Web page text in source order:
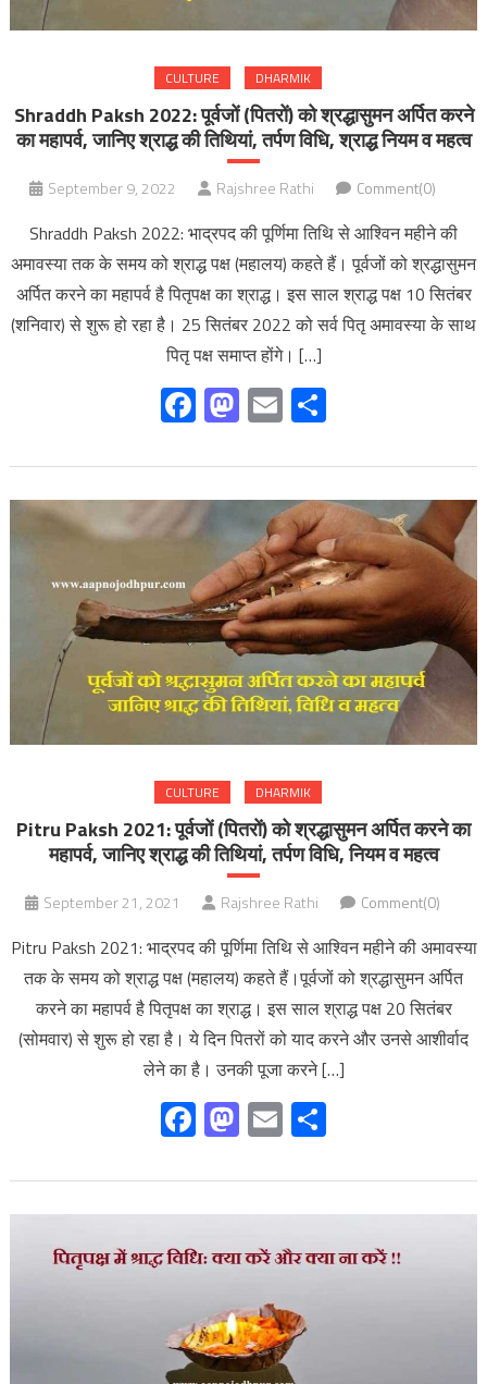
CULTURE DHARMIK
Shraddh Paksh 2022: पूर्वजों (पितरों) को श्रद्धासुमन अर्पित करने
का महापर्व, जानिए श्राद्ध की तिथियां, तर्पण विधि, श्राद्ध नियम व महत्व
September 9, 2022 Rajshree Rathi Comment(0)
Shraddh Paksh 2022: भाद्रपद की पूर्णिमा तिथि से आश्विन महीने की
अमावस्या तक के समय को श्राद्ध पक्ष (महालय) कहते हैं। पूर्वजों को श्रद्धासुमन
अर्पित करने का महापर्व है पितृपक्ष का श्राद्ध। इस साल श्राद्ध पक्ष 10 सितंबर
(शनिवार) से शुरू हो रहा है। 25 सितंबर 2022 को सर्व पितृ अमावस्या के साथ
पितृ पक्ष समाप्त होंगे। […]
Facebook
Mastodon
Email
CULTURE DHARMIK
Pitru Paksh 2021: पूर्वजों (पितरों) को श्रद्धासुमन अर्पित करने का
महापर्व, जानिए श्राद्ध की तिथियां, तर्पण विधि, नियम व महत्व
September 21, 2021 Rajshree Rathi Comment(0)
Pitru Paksh 2021: भाद्रपद की पूर्णिमा तिथि से आश्विन महीने की अमावस्या
तक के समय को श्राद्ध पक्ष (महालय) कहते हैं।पूर्वजों को श्रद्धासुमन अर्पित
करने का महापर्व है पितृपक्ष का श्राद्ध। इस साल श्राद्ध पक्ष 20 सितंबर
(सोमवार) से शुरू हो रहा है। ये दिन पितरों को याद करने और उनसे आशीर्वाद
लेने का है। उनकी पूजा करने […]
Facebook
Mastodon
Email